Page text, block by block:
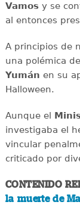
Vamosy se
al entonces
A principios de
una polémica
Yumán en su
Halloween.
Aunque el
investigaba el
vincular
criticado por
CONTENIDO
la muerte de